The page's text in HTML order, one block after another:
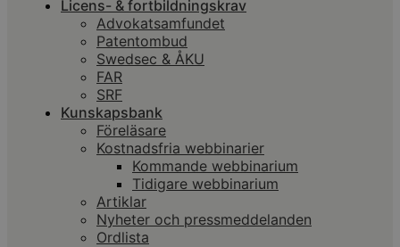
Licens- & fortbildningskrav
Advokatsamfundet
Patentombud
Swedsec & ÅKU
FAR
SRF
Kunskapsbank
Föreläsare
Kostnadsfria webbinarier
Kommande webbinarium
Tidigare webbinarium
Artiklar
Nyheter och pressmeddelanden
Ordlista